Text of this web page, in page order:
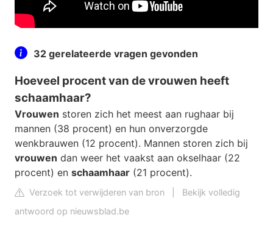
32 gerelateerde vragen gevonden
Hoeveel procent van de vrouwen heeft
schaamhaar?
Vrouwen storen zich het meest aan rughaar bij
mannen (38 procent) en hun onverzorgde
wenkbrauwen (12 procent). Mannen storen zich bij
vrouwen dan weer het vaakst aan okselhaar (22
procent) en schaamhaar (21 procent).
Verzoek tot verwijderen van bron
Bekijk volledig
antwoord op nieuwsblad.be